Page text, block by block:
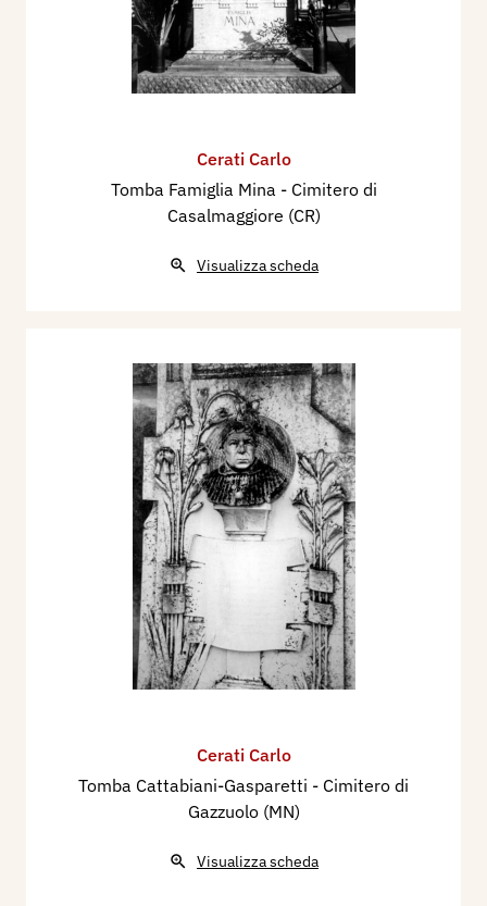
Cerati Carlo
Tomba Famiglia Mina - Cimitero di
Casalmaggiore (CR)
Visualizza scheda
Cerati Carlo
Tomba Cattabiani-Gasparetti - Cimitero di
Gazzuolo (MN)
Visualizza scheda